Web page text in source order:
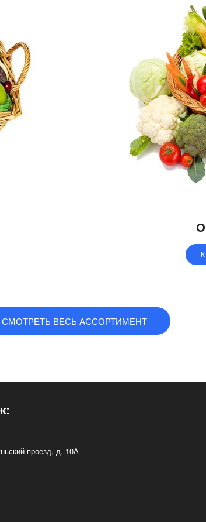
СМОТРЕТЬ ВЕСЬ АССОРТИМЕНТ
проезд, д. 10А